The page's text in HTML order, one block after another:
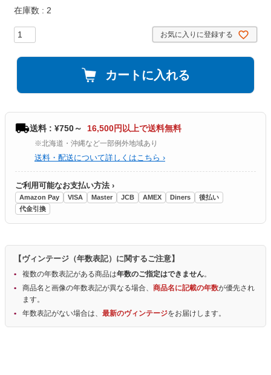
在庫数
2
お気に入りに登録する
カートに入れる
送料 : ¥750～ 16,500円以上で送料無料
※北海道・沖縄など一部例外地域あり
送料・配送について詳しくはこちら ›
ご利用可能なお支払い方法 ›
Amazon Pay VISA Master JCB AMEX Diners
後払い
代金引換
【ヴィンテージ（年数表記）に関するご注意】
複数の年数表記がある商品は年数のご指定はできません。
商品名と画像の年数表記が異なる場合、 商品名に記載の年数が優先され
ます。
年数表記がない場合は、 最新のヴィンテージをお届けします。